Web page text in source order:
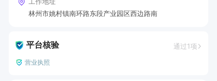
林州市姚村镇南环路东段产业园区西边路南
平台核验 通过1项
营业执照